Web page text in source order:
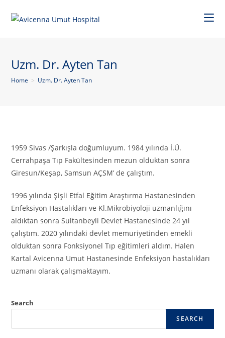
Uzm. Dr. Ayten Tan
Home > Uzm. Dr. Ayten Tan
1959 Sivas /Şarkışla doğumluyum. 1984 yılında İ.Ü.
Cerrahpaşa Tıp Fakültesinden mezun olduktan sonra
Giresun/Keşap, Samsun AÇSM’ de çalıştım.
1996 yılında Şişli Etfal Eğitim Araştırma Hastanesinden
Enfeksiyon Hastalıkları ve Kl.Mikrobiyoloji uzmanlığını
aldıktan sonra Sultanbeyli Devlet Hastanesinde 24 yıl
çalıştım. 2020 yılındaki devlet memuriyetinden emekli
olduktan sonra Fonksiyonel Tıp eğitimleri aldım. Halen
Kartal Avicenna Umut Hastanesinde Enfeksiyon hastalıkları
uzmanı olarak çalışmaktayım.
Search
SEARCH